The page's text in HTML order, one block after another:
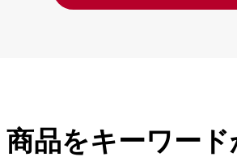
商品をキーワー